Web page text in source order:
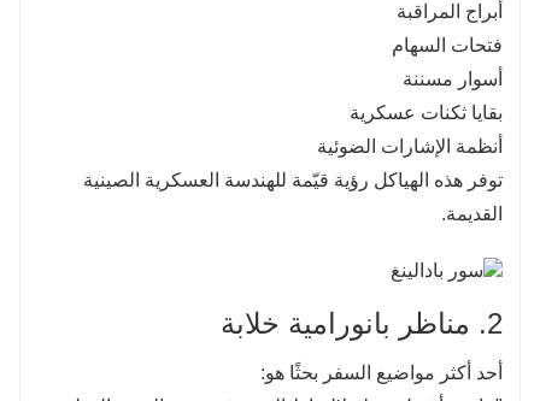
أبراج المراقبة
فتحات السهام
أسوار مسننة
بقايا ثكنات عسكرية
أنظمة الإشارات الضوئية
توفر هذه الهياكل رؤية قيّمة للهندسة العسكرية الصينية
القديمة.
2. مناظر بانورامية خلابة
أحد أكثر مواضيع السفر بحثًا هو: